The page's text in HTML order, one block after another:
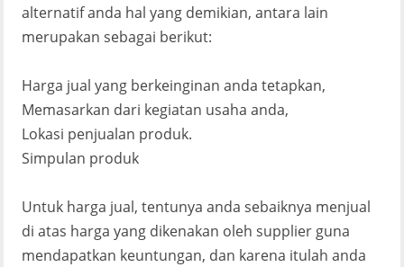
alternatif anda hal yang demikian, antara lain
merupakan sebagai berikut:
Harga jual yang berkeinginan anda tetapkan,
Memasarkan dari kegiatan usaha anda,
Lokasi penjualan produk.
Simpulan produk
Untuk harga jual, tentunya anda sebaiknya menjual
di atas harga yang dikenakan oleh supplier guna
mendapatkan keuntungan, dan karena itulah anda